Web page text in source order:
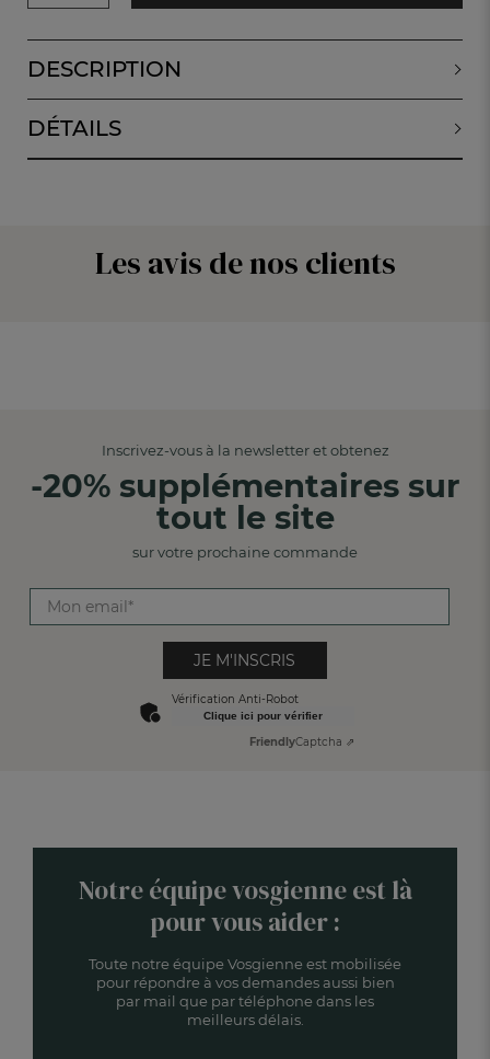
DESCRIPTION
DÉTAILS
Les avis de nos clients
Inscrivez-vous à la newsletter et obtenez
-20% supplémentaires sur
tout le site
sur votre prochaine commande
JE M'INSCRIS
Vérification Anti-Robot
Clique ici pour vérifier
FriendlyCaptcha ⇗
Notre équipe vosgienne est là
pour vous aider :
Toute notre équipe Vosgienne est mobilisée
pour répondre à vos demandes aussi bien
par mail que par téléphone dans les
meilleurs délais.